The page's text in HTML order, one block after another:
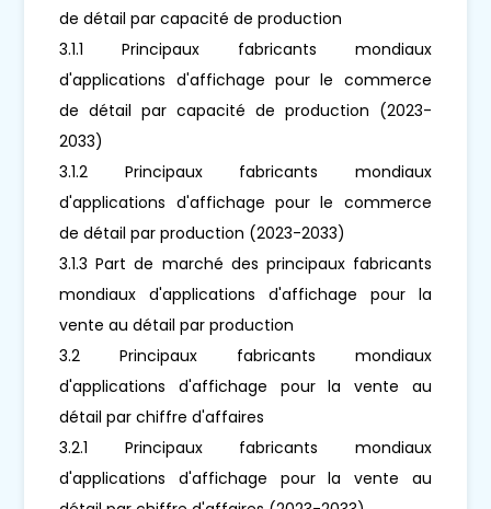
de détail par capacité de production
3.1.1 Principaux fabricants mondiaux
d'applications d'affichage pour le commerce
de détail par capacité de production (2023-
2033)
3.1.2 Principaux fabricants mondiaux
d'applications d'affichage pour le commerce
de détail par production (2023-2033)
3.1.3 Part de marché des principaux fabricants
mondiaux d'applications d'affichage pour la
vente au détail par production
3.2 Principaux fabricants mondiaux
d'applications d'affichage pour la vente au
détail par chiffre d'affaires
3.2.1 Principaux fabricants mondiaux
d'applications d'affichage pour la vente au